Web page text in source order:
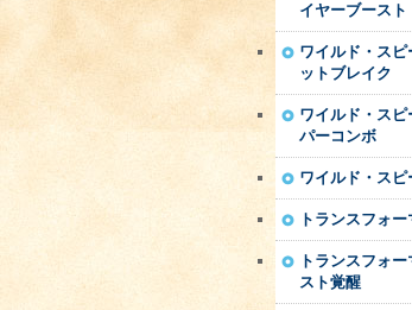
イヤーブースト
ワイルド・スピ
ットブレイク
ワイルド・ス
パーコンボ
ワイルド・スピ
トランスフォ
トランスフォ
スト覚醒